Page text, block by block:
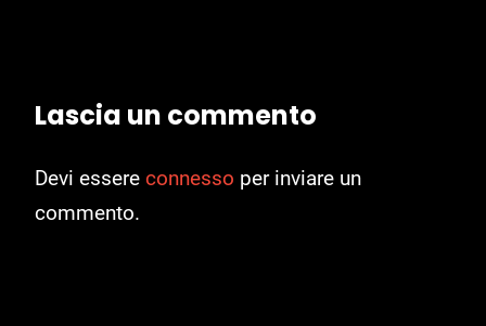
Lascia un commento
Devi essere connesso per inviare un
commento.